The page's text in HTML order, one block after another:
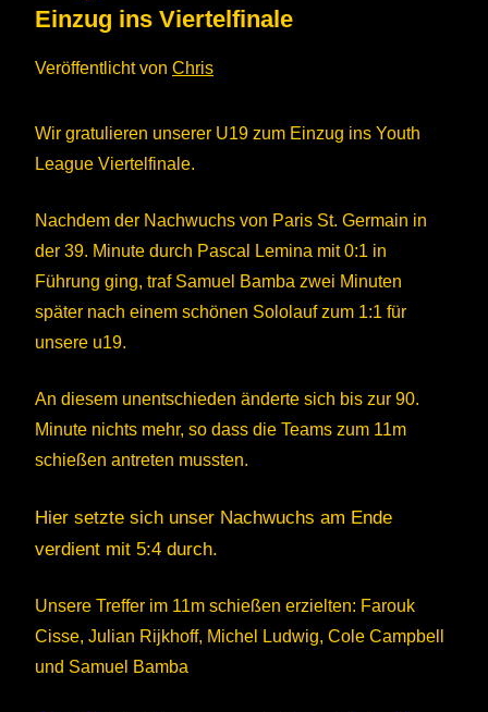
Einzug ins Viertelfinale
Veröffentlicht von Chris
Wir gratulieren unserer U19 zum Einzug ins Youth
League Viertelfinale.
Nachdem der Nachwuchs von Paris St. Germain in
der 39. Minute durch Pascal Lemina mit 0:1 in
Führung ging, traf Samuel Bamba zwei Minuten
später nach einem schönen Sololauf zum 1:1 für
unsere u19.
An diesem unentschieden änderte sich bis zur 90.
Minute nichts mehr, so dass die Teams zum 11m
schießen antreten mussten.
Hier setzte sich unser Nachwuchs am Ende
verdient mit 5:4 durch.
Unsere Treffer im 11m schießen erzielten: Farouk
Cisse, Julian Rijkhoff, Michel Ludwig, Cole Campbell
und Samuel Bamba